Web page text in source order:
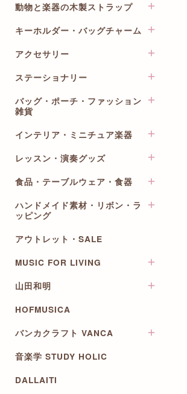
ito oto ししゅうハンカチ
猫のロンド～イニシャル
メロディーオーケストラ
コンセール
チックトーン
猫の楽団
ピルエット
動物と楽器の木製ストラップ
楽器のストラップ
動物と楽器のストラップ
楽器の木製ブローチ
キーホルダー・バッグチャーム
オールミュージックシリーズ
バンカクラフト VANCA
DALLAITI レザーキーホルダー
リーズ
バッグチャーム
ラップ
アクセサリー
イヤリング・ピアス
ネックレス・ペンダント
ブローチ・ブレスレット・リ
ヘアアクセサリー
ミニチュア楽器ピンバッジ
ネクタイピン
アクセサリーボックス
ステーショナリー
クリアファイル
楽譜ファイル
ノート・メモ・付箋
レターセット・封筒
削り
ペンケース・ブックカバー・
チケット/マルチケース
マスキングテープ
スタンプ
連
グリーティングカード
メッセージカード
出席カード
バッグ・ポーチ・ファッション
雑貨
レッスンバッグ・トートバッ
ポーチ・巾着・ティッシュケ
その他
折りたたみ傘
インテリア・ミニチュア楽器
アンティークシャープナー
プリザーブドフラワー
ミニチュア楽器
フォトフレーム・写真たて
ウォールステッカー
レッスン・演奏グッズ
BeauTone
鍵盤・ペダルカバー
五楽線テープ
月謝袋
演奏補助
楽譜
食品・テーブルウェア・食器
ペーパーナプキン
メラミントレイ
マグカップ・プレート
お茶
ハンドメイド素材・リボン・ラ
ッピング
音楽柄リボン
ラッピング用品
ワッペン・チャーム・手芸資
アウトレット・SALE
MUSIC FOR LIVING
オールミュージックシリーズ
ファイル・ステーショナリー
山田和明
ポストカード
コースター
カレンダー
HOFMUSICA
バンカクラフト VANCA
革物語~楽器キーホルダー
革製楽器ストラップ
音楽学 STUDY HOLIC
DALLAITI